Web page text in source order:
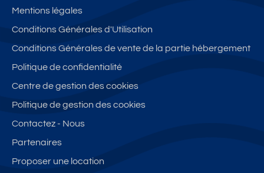
Mentions légales
Conditions Générales d'Utilisation
Conditions Générales de vente de la partie hébergement
Politique de confidentialité
Centre de gestion des cookies
Politique de gestion des cookies
Contactez - Nous
Partenaires
Proposer une location